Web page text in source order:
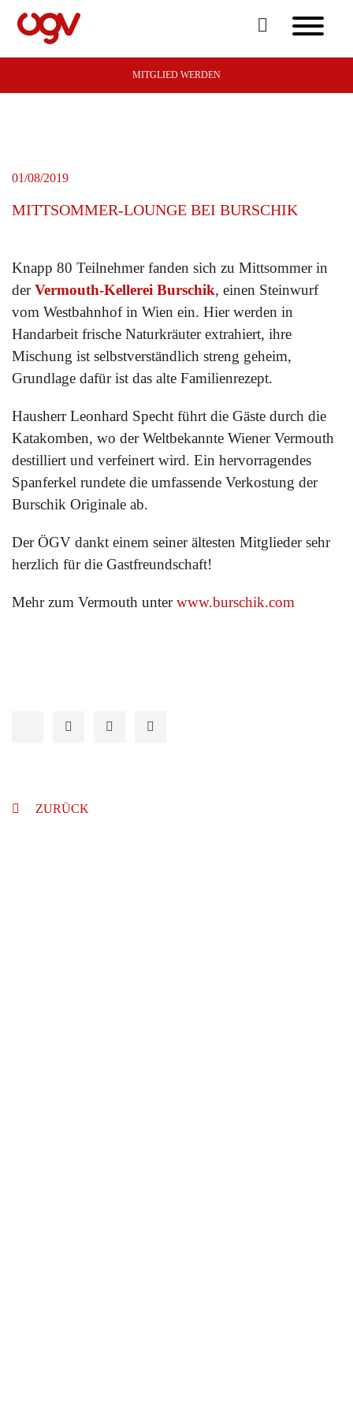
MITGLIED WERDEN
01/08/2019
MITTSOMMER-LOUNGE BEI BURSCHIK
Knapp 80 Teilnehmer fanden sich zu Mittsommer in
derVermouth-Kellerei Burschik, einen Steinwurf
vom Westbahnhof in Wien ein. Hier werden in
Handarbeit frische Naturkräuter extrahiert, ihre
Mischung ist selbstverständlich streng geheim,
Grundlage dafür ist das alte Familienrezept.
Hausherr Leonhard Specht führt die Gäste durch die
Katakomben, wo der Weltbekannte Wiener Vermouth
destilliert und verfeinert wird. Ein hervorragendes
Spanferkel rundete die umfassende Verkostung der
Burschik Originale ab.
Der ÖGV dankt einem seiner ältesten Mitglieder sehr
herzlich für die Gastfreundschaft!
Mehr zum Vermouth unterwww.burschik.com
ZURÜCK